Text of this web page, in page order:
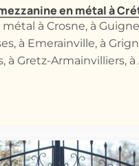
en métal à
à Crosne, à
à Emerainville, à
à Gretz-Armainvilliers,